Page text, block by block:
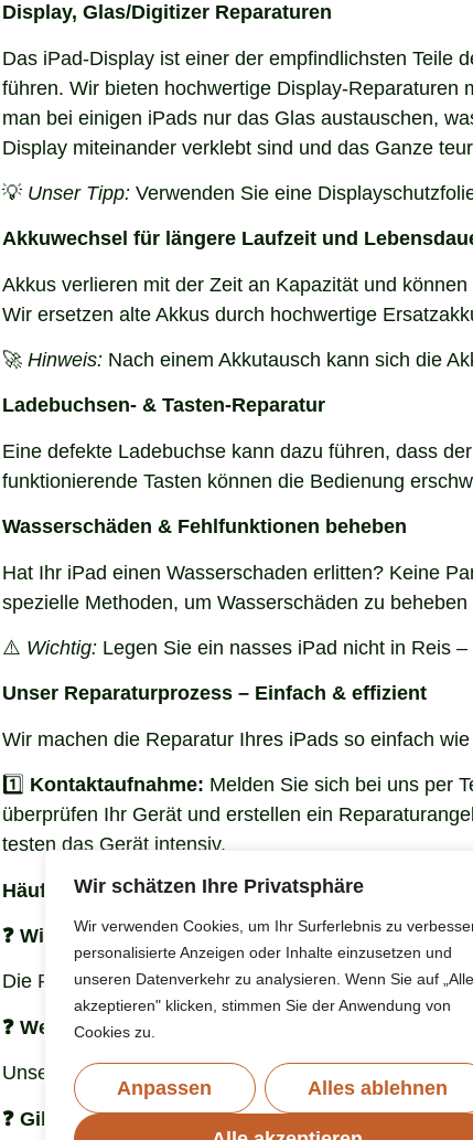
Wir schätzen Ihre Privatsphäre
Wir verwenden Cookies, um Ihr Surferlebnis zu
personalisierte Anzeigen oder Inhalte einzusetzen und
unseren Datenverkehr zu analysieren. Wenn Sie auf „Alle
akzeptieren" klicken, stimmen Sie der Anwendung von
Cookies zu.
Anpassen Alles ablehnen
Display, Glas/Digitizer Reparaturen
Das iPad-Display ist einer der empfindlichsten Teile
führen. Wir bieten hochwertige Display-Reparaturen
man bei einigen iPads nur das Glas austauschen,
Display miteinander verklebt sind und das Ganze
💡 Unser Tipp: Verwenden Sie eine
Akkuwechsel für längere Laufzeit und
Akkus verlieren mit der Zeit an Kapazität und
Wir ersetzen alte Akkus durch hochwertige
🚀 Hinweis: Nach einem Akkutausch kann sich die
Ladebuchsen- & Tasten-Reparatur
Eine defekte Ladebuchse kann dazu führen, dass
funktionierende Tasten können die Bedienung
Wasserschäden & Fehlfunktionen beheben
Hat Ihr iPad einen Wasserschaden erlitten? Keine
spezielle Methoden, um Wasserschäden zu
⚠️ Wichtig: Legen Sie ein nasses iPad nicht in Reis
Unser Reparaturprozess – Einfach & effizient
Wir machen die Reparatur Ihres iPads so einfach
1️⃣ Kontaktaufnahme: Melden Sie sich bei uns per
überprüfen Ihr Gerät und erstellen ein
testen das Gerät intensiv.
Häufige Fragen zur iPad-Reparatur
❓ Wie lange dauert die Reparatur?
Die Reparaturzeit hängt vom Schaden ab, aber
❓ Welche Kosten entstehen?
Unsere Preise sind transparent und ohne
❓ Gibt es eine Garantie?